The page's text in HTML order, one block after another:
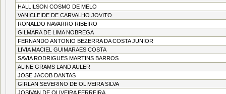
HALLILSON COSMO DE MELO
VANICLEIDE DE CARVALHO JOVITO
RONALDO NAVARRO RIBEIRO
GILMARA DE LIMA NOBREGA
FERNANDO ANTONIO BEZERRA DA COSTA JUNIOR
LIVIA MACIEL GUIMARAES COSTA
SAVIA RODRIGUES MARTINS BARROS
ALINE GRAMS LAND AULER
JOSE JACOB DANTAS
GIRLAN SEVERINO DE OLIVEIRA SILVA
JOSIVAN DE OLIVEIRA FERREIRA